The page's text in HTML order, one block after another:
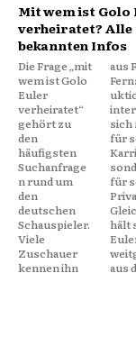
Mit wem ist Golo
verheiratet? Alle
bekannten Infos
Die Frage „mit
wem ist Golo
Euler
verheiratet“
gehört zu
den
häufigsten
Suchanfrage
n rund um
den
deutschen
Schauspieler.
Viele
Zuschauer
kennen ihn
aus Film- und
Fernsehprod
uktionen und
interessieren
sich nicht nur
für seine
Karriere,
sondern auch
für sein
Privatleben.
Gleichzeitig
hält sich Golo
Euler
weitgehend
aus